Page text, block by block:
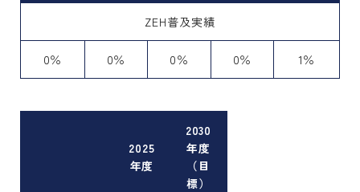
ZEH普及実績
0％ 0％ 0％ 0％ 1％
2025
年度
2030
年度
（目
標）